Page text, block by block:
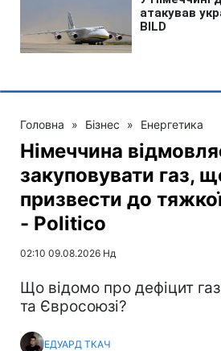
Головна » Бізнес » Енергетика
Німеччина
закуповувати газ,
призвести до
- Politico
02:10 09.08.2026 Нд
Що відомо про дефіцит
та Євросоюзі?
ЕДУАРД ТКАЧ